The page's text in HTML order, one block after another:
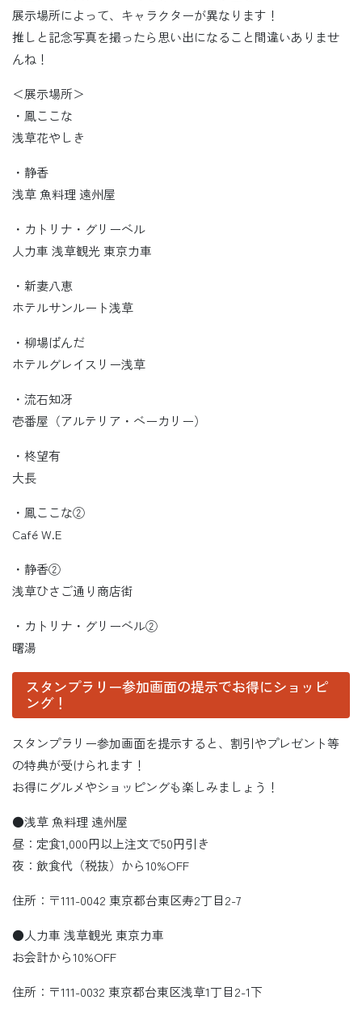
展示場所によって、キャラクターが異なります！
推しと記念写真を撮ったら思い出になること間違いありませ
んね！
＜展示場所＞
・鳳ここな
浅草花やしき
・静香
浅草 魚料理 遠州屋
・カトリナ・グリーベル
人力車 浅草観光 東京力車
・新妻八恵
ホテルサンルート浅草
・柳場ぱんだ
ホテルグレイスリー浅草
・流石知冴
壱番屋（アルテリア・ベーカリー）
・柊望有
大長
・鳳ここな②
Café W.E
・静香②
浅草ひさご通り商店街
・カトリナ・グリーベル②
曙湯
スタンプラリー参加画面の提示でお得にショッピ
ング！
スタンプラリー参加画面を提示すると、割引やプレゼント等
の特典が受けられます！
お得にグルメやショッピングも楽しみましょう！
●浅草 魚料理 遠州屋
昼：定食1,000円以上注文で50円引き
夜：飲食代（税抜）から10%OFF
住所：〒111-0042 東京都台東区寿2丁目2-7
●人力車 浅草観光 東京力車
お会計から10%OFF
住所：〒111-0032 東京都台東区浅草1丁目2-1下